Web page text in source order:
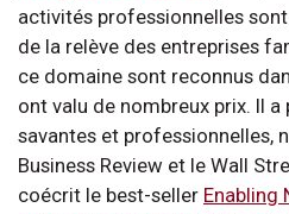
activités professionnelles
de la relève des entreprises
ce domaine sont reconnus
ont valu de nombreux prix. Il a
savantes et professionnelles,
Business Review et le Wall
coécrit le best-seller Enabling